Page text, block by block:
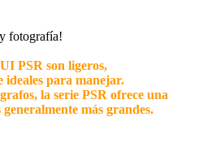
fotografía!
PSR son ligeros,
ideales para manejar.
la serie PSR ofrece una
más grandes.